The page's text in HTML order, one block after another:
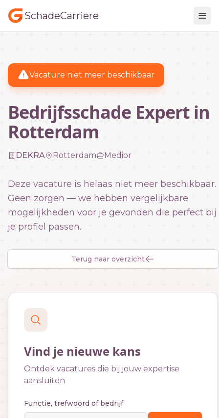
SchadeCarriere
Vacature niet meer beschikbaar
Bedrijfsschade Expert in
Rotterdam
DEKRA Rotterdam Medior
Deze vacature is helaas niet meer beschikbaar.
Geen zorgen — we hebben vergelijkbare
mogelijkheden voor je gevonden die perfect bij
je profiel passen.
Terug naar overzicht
Vind je nieuwe kans
Ontdek vacatures die bij jouw expertise
aansluiten
Functie, trefwoord of bedrijf